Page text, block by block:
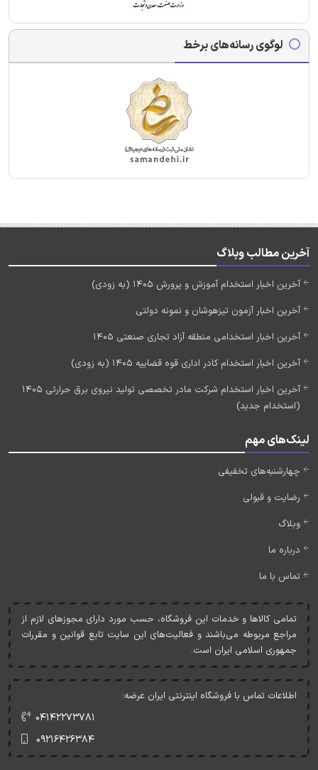
لوگوی رسانه‌های برخط
آخرین مطالب وبلاگ
آخرین اخبار استخدام آموزش و پرورش 1405 (به زودی)
آخرین اخبار آزمون تیزهوشان و نمونه دولتی
آخرین اخبار استخدامی منطقه آزاد تجاری صنعتی 1405
آخرین اخبار استخدام کادر اداری قوه قضاییه 1405 (به زودی)
آخرین اخبار استخدام شرکت مادر تخصصی تولید نیروی برق حرارتی 1405
(استخدام جدید)
لینک‌های مهم
چهارشنبه‌های تخفیفی
رضایت و قبولی
وبلاگ
درباره ما
تماس با ما
تمامی کالاها و خدمات اين فروشگاه، حسب مورد دارای مجوزهای لازم از
مراجع مربوطه می‌باشند و فعاليت‌های اين سايت تابع قوانين و مقررات
جمهوری اسلامی ايران است.
اطلاعات تماس با فروشگاه اینترنتی ایران عرضه:
۰۴۱۴۲۲۷۳۷۸۱
۰۹۲۱۶۴۲۶۳۸۴